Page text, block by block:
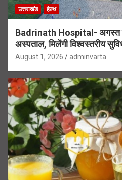
उत्तराखंड हेल्थ
Badrinath Hospital- अगस्त
अस्पताल, मिलेंगी विश्वस्तरीय
August 1, 2026 adminvarta